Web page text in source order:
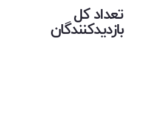
تعداد کل
بازدیدکنندگان